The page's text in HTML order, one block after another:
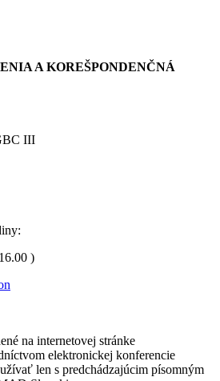
A KOREŠPONDENČNÁ
III
)
na internetovej stránke
elektronickej konferencie
len s predchádzajúcim písomným